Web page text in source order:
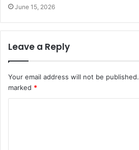
June 15, 2026
Leave a Reply
Your email address will not be published.
marked *